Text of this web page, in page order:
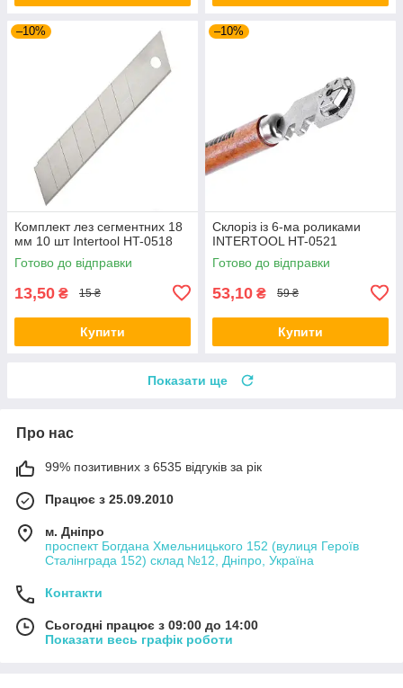
–10%
Комплект лез сегментних 18
мм 10 шт Intertool HT-0518
Готово до відправки
13,50 ₴ 15 ₴
Купити
–10%
Склоріз із 6-ма роликами
INTERTOOL HT-0521
Готово до відправки
53,10 ₴ 59 ₴
Купити
Показати ще
Про нас
99% позитивних з 6535 відгуків за рік
Працює з 25.09.2010
м. Дніпро
проспект Богдана Хмельницького 152 (вулиця Героїв
Сталінграда 152) склад №12, Дніпро, Україна
Контакти
Сьогодні працює з 09:00 до 14:00
Показати весь графік роботи